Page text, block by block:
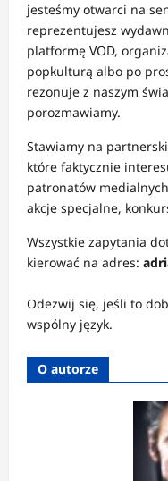
jesteśmy otwarci na
reprezentujesz
platformę VOD,
popkulturą albo po
rezonuje z naszym
porozmawiamy.
Stawiamy na
które faktycznie
patronatów
akcje specjalne,
Wszystkie zapytania
kierować na adres:
Odezwij się, jeśli to
wspólny język.
O autorze